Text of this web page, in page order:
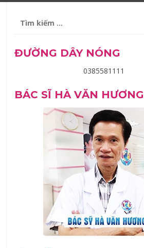
kiếm
ĐƯỜNG DÂY NÓNG
0385581111
BÁC SĨ HÀ VĂN HƯƠNG